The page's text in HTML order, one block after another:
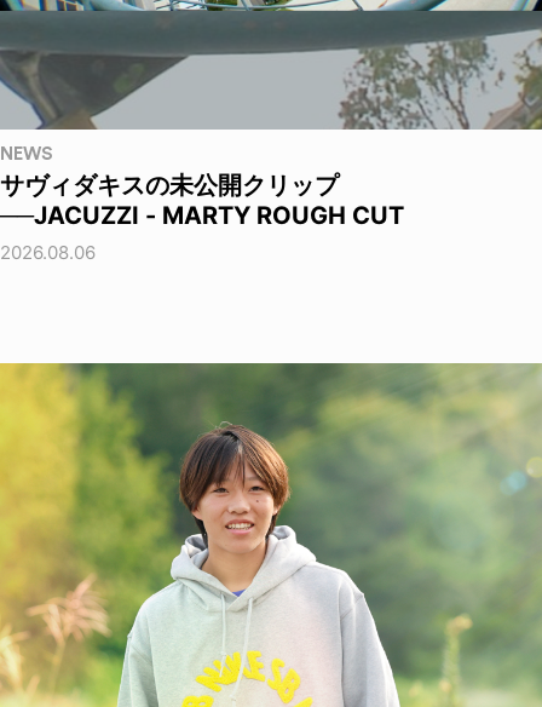
NEWS
サヴィダキスの未公開クリップ
──JACUZZI - MARTY ROUGH CUT
2026.08.06